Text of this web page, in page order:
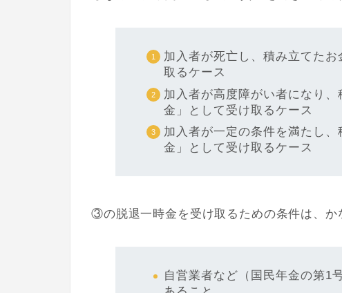
加入者が死亡し、積み立てた
取るケース
加入者が高度障がい者になり
金」として受け取るケース
加入者が一定の条件を満たし
金」として受け取るケース
③の脱退一時金を受け取るための条件は、か
自営業者など（国民年金の第1